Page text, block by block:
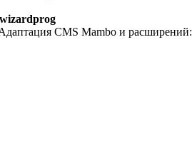
wizardprog
CMS Mambo и расширений: